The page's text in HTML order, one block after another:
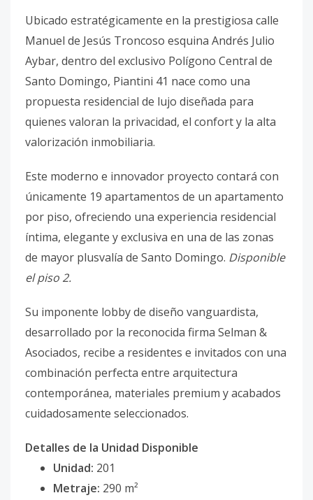
Ubicado estratégicamente en la prestigiosa calle
Manuel de Jesús Troncoso esquina Andrés Julio
Aybar, dentro del exclusivo Polígono Central de
Santo Domingo, Piantini 41 nace como una
propuesta residencial de lujo diseñada para
quienes valoran la privacidad, el confort y la alta
valorización inmobiliaria.
Este moderno e innovador proyecto contará con
únicamente 19 apartamentos de un apartamento
por piso, ofreciendo una experiencia residencial
íntima, elegante y exclusiva en una de las zonas
de mayor plusvalía de Santo Domingo. Disponible
el piso 2.
Su imponente lobby de diseño vanguardista,
desarrollado por la reconocida firma Selman &
Asociados, recibe a residentes e invitados con una
combinación perfecta entre arquitectura
contemporánea, materiales premium y acabados
cuidadosamente seleccionados.
Detalles de la Unidad Disponible
Unidad: 201
Metraje: 290 m²